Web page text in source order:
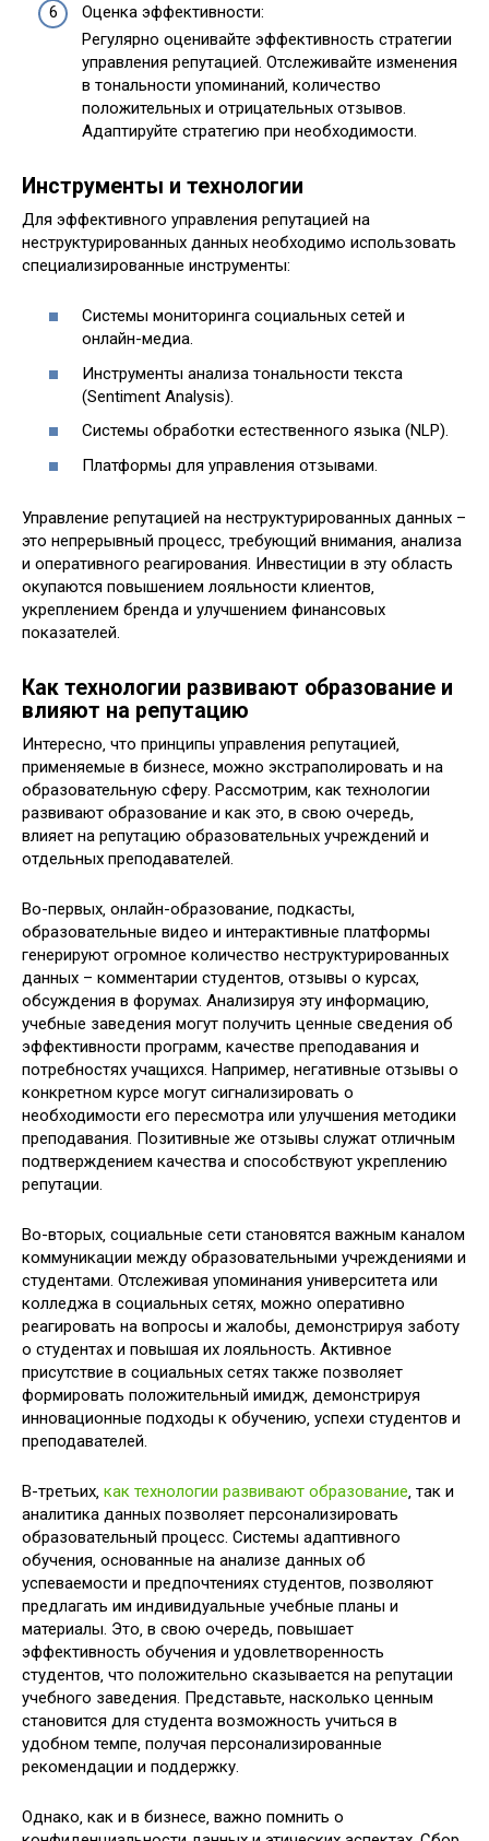
Оценка эффективности:
Регулярно оценивайте эффективность стратегии
управления репутацией. Отслеживайте изменения
в тональности упоминаний‚ количество
положительных и отрицательных отзывов.
Адаптируйте стратегию при необходимости.
Инструменты и технологии
Для эффективного управления репутацией на
неструктурированных данных необходимо использовать
специализированные инструменты:
Системы мониторинга социальных сетей и
онлайн-медиа.
Инструменты анализа тональности текста
(Sentiment Analysis).
Системы обработки естественного языка (NLP).
Платформы для управления отзывами.
Управление репутацией на неструктурированных данных –
это непрерывный процесс‚ требующий внимания‚ анализа
и оперативного реагирования. Инвестиции в эту область
окупаются повышением лояльности клиентов‚
укреплением бренда и улучшением финансовых
показателей.
Как технологии развивают образование и
влияют на репутацию
Интересно‚ что принципы управления репутацией‚
применяемые в бизнесе‚ можно экстраполировать и на
образовательную сферу. Рассмотрим‚ как технологии
развивают образование и как это‚ в свою очередь‚
влияет на репутацию образовательных учреждений и
отдельных преподавателей.
Во-первых‚ онлайн-образование‚ подкасты‚
образовательные видео и интерактивные платформы
генерируют огромное количество неструктурированных
данных – комментарии студентов‚ отзывы о курсах‚
обсуждения в форумах. Анализируя эту информацию‚
учебные заведения могут получить ценные сведения об
эффективности программ‚ качестве преподавания и
потребностях учащихся. Например‚ негативные отзывы о
конкретном курсе могут сигнализировать о
необходимости его пересмотра или улучшения методики
преподавания. Позитивные же отзывы служат отличным
подтверждением качества и способствуют укреплению
репутации.
Во-вторых‚ социальные сети становятся важным каналом
коммуникации между образовательными учреждениями и
студентами. Отслеживая упоминания университета или
колледжа в социальных сетях‚ можно оперативно
реагировать на вопросы и жалобы‚ демонстрируя заботу
о студентах и повышая их лояльность. Активное
присутствие в социальных сетях также позволяет
формировать положительный имидж‚ демонстрируя
инновационные подходы к обучению‚ успехи студентов и
преподавателей.
В-третьих‚ как технологии развивают образование‚ так и
аналитика данных позволяет персонализировать
образовательный процесс. Системы адаптивного
обучения‚ основанные на анализе данных об
успеваемости и предпочтениях студентов‚ позволяют
предлагать им индивидуальные учебные планы и
материалы. Это‚ в свою очередь‚ повышает
эффективность обучения и удовлетворенность
студентов‚ что положительно сказывается на репутации
учебного заведения. Представьте‚ насколько ценным
становится для студента возможность учиться в
удобном темпе‚ получая персонализированные
рекомендации и поддержку.
Однако‚ как и в бизнесе‚ важно помнить о